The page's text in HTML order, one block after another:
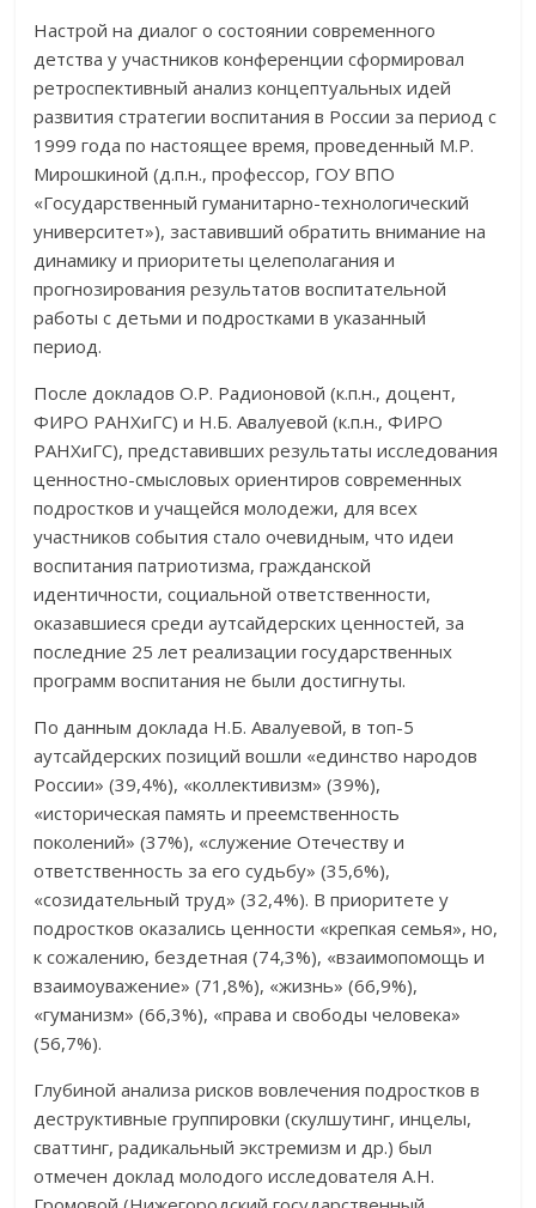
Настрой на диалог о состоянии современного
детства у участников конференции сформировал
ретроспективный анализ концептуальных идей
развития стратегии воспитания в России за период с
1999 года по настоящее время, проведенный М.Р.
Мирошкиной (д.п.н., профессор, ГОУ ВПО
«Государственный гуманитарно-технологический
университет»), заставивший обратить внимание на
динамику и приоритеты целеполагания и
прогнозирования результатов воспитательной
работы с детьми и подростками в указанный
период.
После докладов О.Р. Радионовой (к.п.н., доцент,
ФИРО РАНХиГС) и Н.Б. Авалуевой (к.п.н., ФИРО
РАНХиГС), представивших результаты исследования
ценностно-смысловых ориентиров современных
подростков и учащейся молодежи, для всех
участников события стало очевидным, что идеи
воспитания патриотизма, гражданской
идентичности, социальной ответственности,
оказавшиеся среди аутсайдерских ценностей, за
последние 25 лет реализации государственных
программ воспитания не были достигнуты.
По данным доклада Н.Б. Авалуевой, в топ-5
аутсайдерских позиций вошли «единство народов
России» (39,4%), «коллективизм» (39%),
«историческая память и преемственность
поколений» (37%), «служение Отечеству и
ответственность за его судьбу» (35,6%),
«созидательный труд» (32,4%). В приоритете у
подростков оказались ценности «крепкая семья», но,
к сожалению, бездетная (74,3%), «взаимопомощь и
взаимоуважение» (71,8%), «жизнь» (66,9%),
«гуманизм» (66,3%), «права и свободы человека»
(56,7%).
Глубиной анализа рисков вовлечения подростков в
деструктивные группировки (скулшутинг, инцелы,
сваттинг, радикальный экстремизм и др.) был
отмечен доклад молодого исследователя А.Н.